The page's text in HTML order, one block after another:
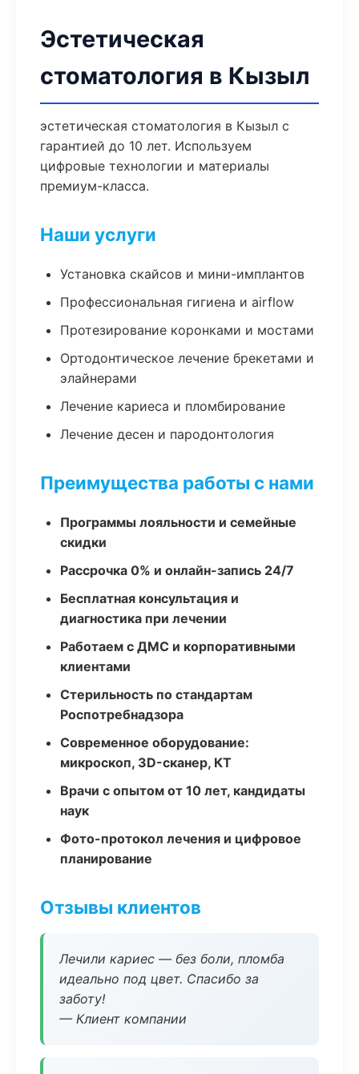
Эстетическая
стоматология в Кызыл
эстетическая стоматология в Кызыл с
гарантией до 10 лет. Используем
цифровые технологии и материалы
премиум-класса.
Наши услуги
Установка скайсов и мини-имплантов
Профессиональная гигиена и airflow
Протезирование коронками и мостами
Ортодонтическое лечение брекетами и
элайнерами
Лечение кариеса и пломбирование
Лечение десен и пародонтология
Преимущества работы с нами
Программы лояльности и семейные
скидки
Рассрочка 0% и онлайн-запись 24/7
Бесплатная консультация и
диагностика при лечении
Работаем с ДМС и корпоративными
клиентами
Стерильность по стандартам
Роспотребнадзора
Современное оборудование:
микроскоп, 3D-сканер, КТ
Врачи с опытом от 10 лет, кандидаты
наук
Фото-протокол лечения и цифровое
планирование
Отзывы клиентов
Лечили кариес — без боли, пломба
идеально под цвет. Спасибо за
заботу!
— Клиент компании